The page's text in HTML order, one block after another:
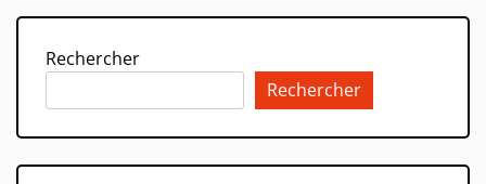
Rechercher
Rechercher